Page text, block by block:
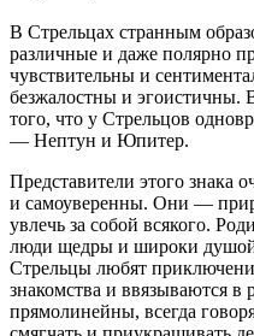
В Стрельцах странным
различные и даже полярно
чувствительны и
безжалостны и эгоистичны.
того, что у Стрельцов
— Нептун и Юпитер.
Представители этого знака
и самоуверенны. Они —
увлечь за собой всякого.
люди щедры и широки
Стрельцы любят
знакомства и ввязываются
прямолинейны, всегда